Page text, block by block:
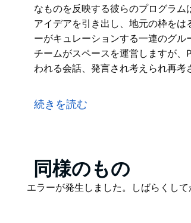
なものを反映する彼らのプログラ
アイデアを引き出し、地元の枠を
ーがキュレーションする一連のグル
チームがスペースを運営しますが
われる会話、発言され考えられ再考
行動します。アーティストは、時代
おり、アートとアーティストは常
Pari のプログラムは、チームのメ
に 1 回行われる公募から選ばれます
展示する人々、来て見て聞く人々、
続きを読む
Product
List
同様のもの
Product
エラーが発生しました。しばらくし